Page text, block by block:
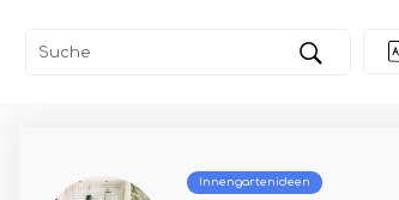
Innengartenideen